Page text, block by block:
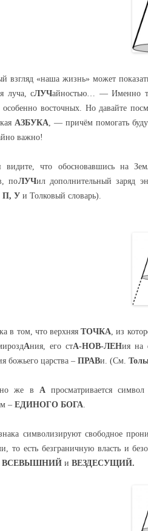
взгляд «наша жизнь» может
луча, сЛУЧайностью… — Именно
особенно восточных. Но давайте
АЗБУКА, — причём помогать
важно!
что обосновавшись на
поЛУЧил дополнительный заряд
П, У и Толковый словарь).
в том, что верхняяТОЧКА, из
Ания, его стА-НОВ-ЛЕНия на
божьего царства – ПРАВи. (См.
же в Апросматривается
– ЕДИНОГО БОГА.
символизируют свободное
то есть безграничную власть и
и ВЕЗДЕСУЩИЙ.